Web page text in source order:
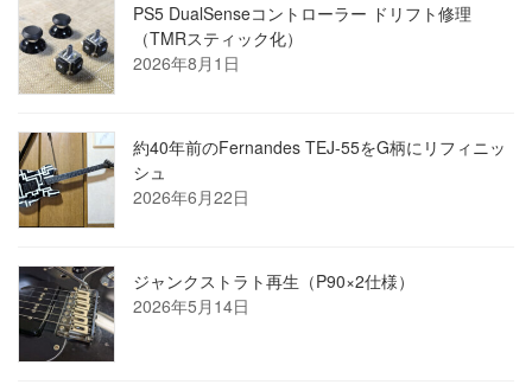
PS5 DualSenseコントローラー ドリフト修理
（TMRスティック化）
2026年8月1日
約40年前のFernandes TEJ-55をG柄にリフィニッ
シュ
2026年6月22日
ジャンクストラト再生（P90×2仕様）
2026年5月14日